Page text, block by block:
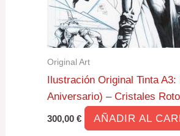
Original Art
Ilustración Original Tinta
Aniversario) – Cristales
300,00€ AÑADIR AL